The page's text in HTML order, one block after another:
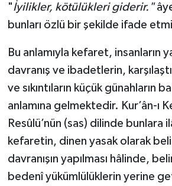
"İyilikler, kötülükleri giderir."
bunları özlü bir şekilde ifade
Bu anlamıyla kefaret, insanların
davranış ve ibadetlerin,
ve sıkıntıların küçük günahların
anlamına gelmektedir. Kur’ân-ı
Resûlü’nün (sas) dilinde bunlara
kefaretin, dinen yasak olarak
davranışın yapılması hâlinde,
bedenî yükümlülüklerin yerine